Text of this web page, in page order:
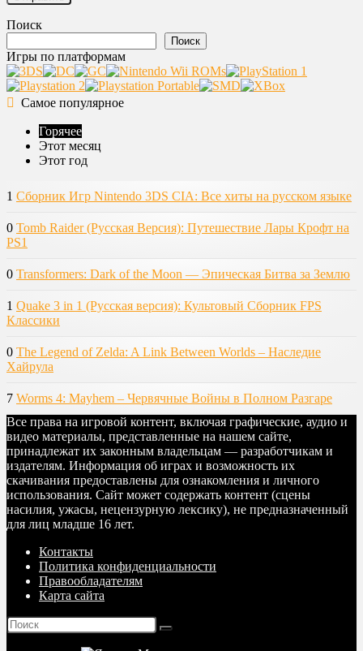
Поиск
Поиск
Игры по платформам
Самое популярное
Горячее
Этот месяц
Этот год
1 Сборник Игр Nintendo 3DS CIA: Все хиты на русском языке
0 Tomb Raider (Русская Версия): Путешествие Лары Крофт на
PS1
0 Transformers: Dark of the Moon — Эпическая Битва за Землю
1 Quake 3 in 1 (Русская версия): Культовый Сборник FPS
Классики
0 The Legend of Zelda: A Link Between Worlds – Наследие
Хайрула
7 Worms 4: Mayhem – Червячные Войны в Полном Разгаре
Все права на игровой контент, включая графические, аудио и
видео материалы, представленные на нашем сайте,
принадлежат их законным владельцам — разработчикам и
издателям. Информация об играх и возможность их
скачивания предоставлены для ознакомления и личного
использования. Сайт может содержать контент (сцены
насилия, ужасы, нецензурную лексику), не предназначенный
для лиц младше 16 лет.
Контакты
Политика конфиденциальности
Правообладателям
Карта сайта